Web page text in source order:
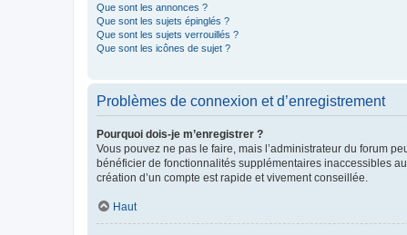
Que sont les annonces ?
Que sont les sujets épinglés ?
Que sont les sujets verrouillés ?
Que sont les icônes de sujet ?
Problèmes de connexion et d’enregistrement
Pourquoi dois-je m’enregistrer ?
Vous pouvez ne pas le faire, mais l’administrateur du forum
bénéficier de fonctionnalités supplémentaires inaccessibles
création d’un compte est rapide et vivement conseillée.
Haut